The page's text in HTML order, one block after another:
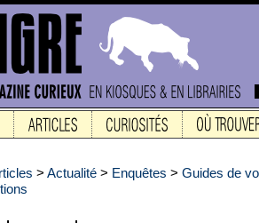
> Actualité > Enquêtes > Guides de